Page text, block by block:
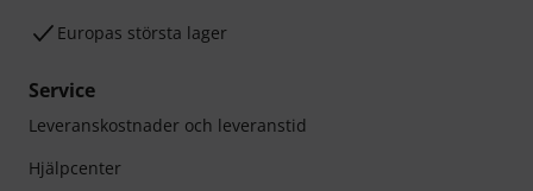
Europas största lager
Service
Leveranskostnader och leveranstid
Hjälpcenter